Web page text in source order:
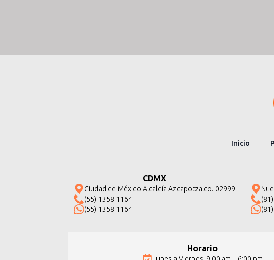
Inicio
CDMX
Ciudad de México Alcaldía Azcapotzalco. 02999
(55) 1358 1164
(55) 1358 1164
Horario